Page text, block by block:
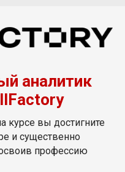
аналитик
курсе вы достигните
и существенно
профессию